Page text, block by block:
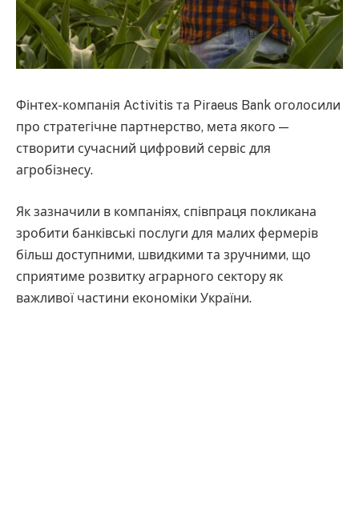
Фінтех-компанія Activitis та Piraeus Bank оголосили
про стратегічне партнерство, мета якого —
створити сучасний цифровий сервіс для
агробізнесу.
Як зазначили в компаніях, співпраця покликана
зробити банківські послуги для малих фермерів
більш доступними, швидкими та зручними, що
сприятиме розвитку аграрного сектору як
важливої частини економіки України.